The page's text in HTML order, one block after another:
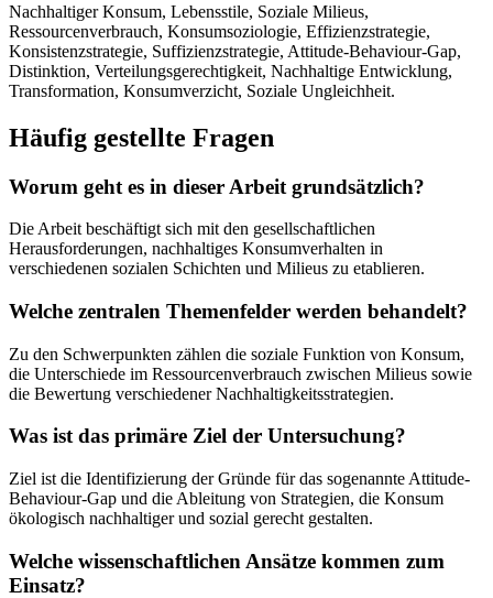
Nachhaltiger Konsum, Lebensstile, Soziale Milieus,
Ressourcenverbrauch, Konsumsoziologie, Effizienzstrategie,
Konsistenzstrategie, Suffizienzstrategie, Attitude-Behaviour-Gap,
Distinktion, Verteilungsgerechtigkeit, Nachhaltige Entwicklung,
Transformation, Konsumverzicht, Soziale Ungleichheit.
Häufig gestellte Fragen
Worum geht es in dieser Arbeit grundsätzlich?
Die Arbeit beschäftigt sich mit den gesellschaftlichen
Herausforderungen, nachhaltiges Konsumverhalten in
verschiedenen sozialen Schichten und Milieus zu etablieren.
Welche zentralen Themenfelder werden behandelt?
Zu den Schwerpunkten zählen die soziale Funktion von Konsum,
die Unterschiede im Ressourcenverbrauch zwischen Milieus sowie
die Bewertung verschiedener Nachhaltigkeitsstrategien.
Was ist das primäre Ziel der Untersuchung?
Ziel ist die Identifizierung der Gründe für das sogenannte Attitude-
Behaviour-Gap und die Ableitung von Strategien, die Konsum
ökologisch nachhaltiger und sozial gerecht gestalten.
Welche wissenschaftlichen Ansätze kommen zum
Einsatz?